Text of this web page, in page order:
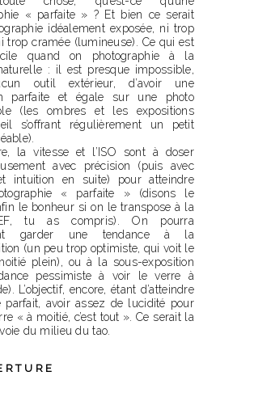
« parfaite » ? Et bien ce serait
idéalement exposée, ni trop
trop cramée (lumineuse). Ce qui est
quand on photographie à la
: il est presque impossible,
outil extérieur, d’avoir une
parfaite et égale sur une photo
(les ombres et les expositions
s’offrant régulièrement un petit
la vitesse et l’ISO sont à doser
avec précision (puis avec
intuition en suite) pour atteindre
« parfaite » (disons le
le bonheur si on le transpose à la
tu as compris). On pourra
garder une tendance à la
(un peu trop optimiste, qui voit le
plein), ou à la sous-exposition
pessimiste à voir le verre à
L’objectif, encore, étant d’atteindre
parfait, avoir assez de lucidité pour
« à moitié, c’est tout ». Ce serait la
du milieu du tao.